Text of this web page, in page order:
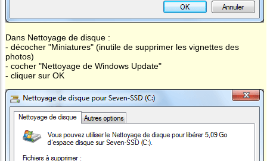
Dans Nettoyage de disque :
- décocher "Miniatures" (inutile de supprimer les vignettes des
photos)
- cocher "Nettoyage de Windows Update"
- cliquer sur OK